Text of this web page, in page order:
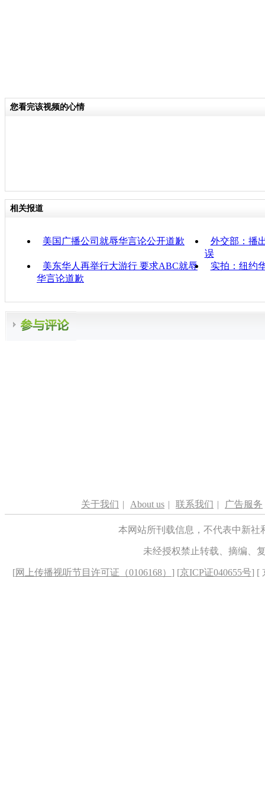
您看完该视频的心情
相关报道
美国广播公司就辱华言论公开道歉
外交部：播
误
美东华人再举行大游行 要求ABC就辱
华言论道歉
实拍：纽约
关于我们 | About us | 联系我们 | 广告服务
本网站所刊载信息，不代表中新
未经授权禁止转载、摘编、
[网上传播视听节目许可证（0106168） ] [京ICP证040655号] [